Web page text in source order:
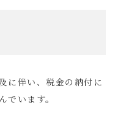
に伴い、税金の納付に
でいます。